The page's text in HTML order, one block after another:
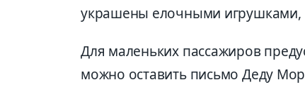
украшены елочными игрушками,
Для маленьких пассажиров
можно оставить письмо Деду